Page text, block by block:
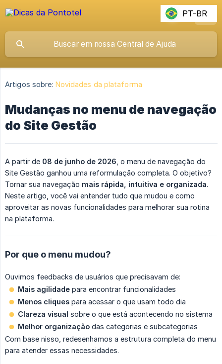
Artigos sobre: Novidades da plataforma
Mudanças no menu de navegação
do Site Gestão
A partir de 08 de junho de 2026 , o menu de navegação do
Site Gestão ganhou uma reformulação completa. O objetivo?
Tornar sua navegação mais rápida, intuitiva e organizada.
Neste artigo, você vai entender tudo que mudou e como
aproveitar as novas funcionalidades para melhorar sua rotina
na plataforma.
Por que o menu mudou?
Ouvimos feedbacks de usuários que precisavam de:
Mais agilidade para encontrar funcionalidades
Menos cliques para acessar o que usam todo dia
Clareza visual sobre o que está acontecendo no sistema
Melhor organização das categorias e subcategorias
Com base nisso, redesenhamos a estrutura completa do menu
para atender essas necessidades.
PT-BR